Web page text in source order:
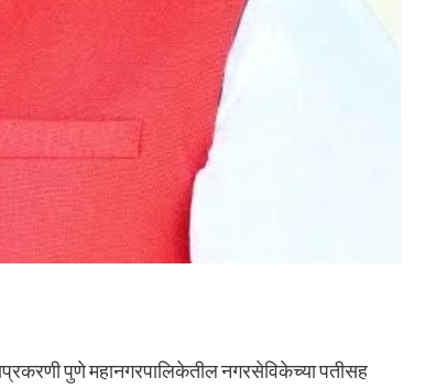
पुणे महानगरपालिकेतील नगरसेविकेच्या पतीसह